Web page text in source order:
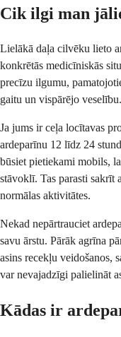
Cik ilgi man
Lielākā daļa cilvēku lieto
konkrētās medicīniskās
precīzu ilgumu,
gaitu un vispārējo veselību.
Ja jums ir ceļa locītavas
ardeparīnu 12 līdz 24
būsiet pietiekami mobils,
stāvoklī. Tas parasti sakrīt
normālas aktivitātes.
Nekad nepārtrauciet
savu ārstu. Pārāk agrīna
asins recekļu veidošanos,
var nevajadzīgi palielināt
Kādas ir